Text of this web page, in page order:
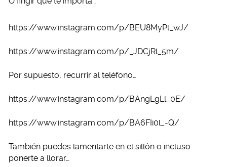
https://www.instagram.com/p/BEU8MyPl_wJ/
https://www.instagram.com/p/_JDCjRl_5m/
Por supuesto, recurrir al teléfono…
https://www.instagram.com/p/BAngLgLl_0E/
https://www.instagram.com/p/BA6FIi0l_-Q/
También puedes lamentarte en el sillón o incluso
ponerte a llorar…